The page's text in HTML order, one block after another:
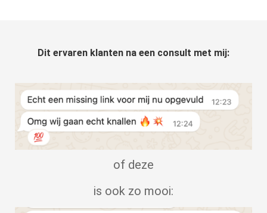
Dit ervaren klanten na een consult met mij:
of deze
is ook zo mooi: